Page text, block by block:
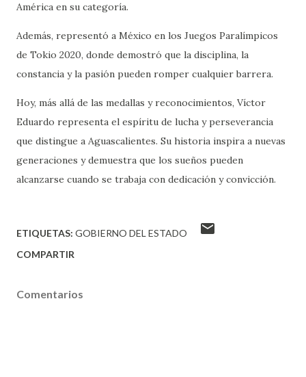
América en su categoría.
Además, representó a México en los Juegos Paralímpicos
de Tokio 2020, donde demostró que la disciplina, la
constancia y la pasión pueden romper cualquier barrera.
Hoy, más allá de las medallas y reconocimientos, Víctor
Eduardo representa el espíritu de lucha y perseverancia
que distingue a Aguascalientes. Su historia inspira a nuevas
generaciones y demuestra que los sueños pueden
alcanzarse cuando se trabaja con dedicación y convicción.
ETIQUETAS: GOBIERNO DEL ESTADO
COMPARTIR
Comentarios